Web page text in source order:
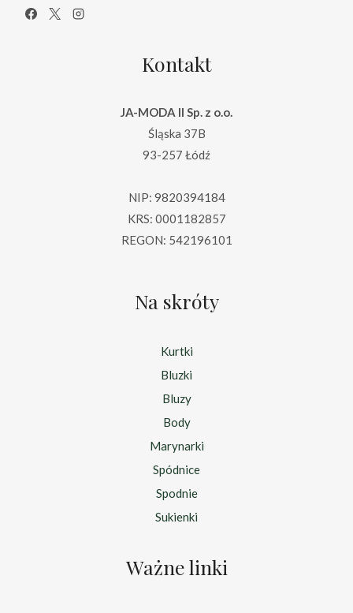
Kontakt
JA-MODA II Sp. z o.o.
Śląska 37B
93-257 Łódź
NIP: 9820394184
KRS: 0001182857
REGON: 542196101
Na skróty
Kurtki
Bluzki
Bluzy
Body
Marynarki
Spódnice
Spodnie
Sukienki
Ważne linki